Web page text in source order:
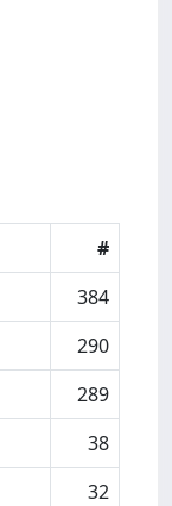
#
384
290
289
38
32